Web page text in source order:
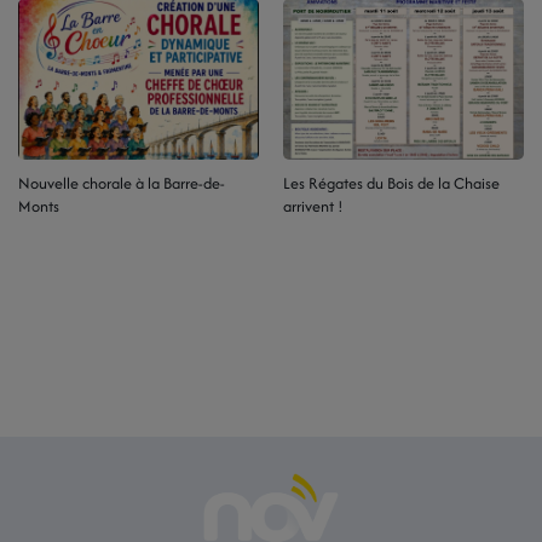
Nouvelle chorale à la Barre-de-
Monts
Les Régates du Bois de la Chaise
arrivent !